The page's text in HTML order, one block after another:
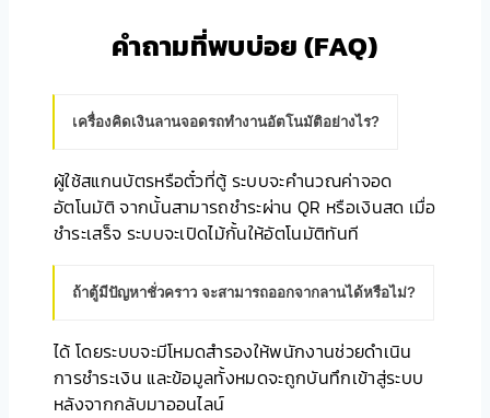
คำถามที่พบบ่อย (FAQ)
เครื่องคิดเงินลานจอดรถทำงานอัตโนมัติอย่างไร?
ผู้ใช้สแกนบัตรหรือตั๋วที่ตู้ ระบบจะคำนวณค่าจอด
อัตโนมัติ จากนั้นสามารถชำระผ่าน QR หรือเงินสด เมื่อ
ชำระเสร็จ ระบบจะเปิดไม้กั้นให้อัตโนมัติทันที
ถ้าตู้มีปัญหาชั่วคราว จะสามารถออกจากลานได้หรือไม่?
ได้ โดยระบบจะมีโหมดสำรองให้พนักงานช่วยดำเนิน
การชำระเงิน และข้อมูลทั้งหมดจะถูกบันทึกเข้าสู่ระบบ
หลังจากกลับมาออนไลน์